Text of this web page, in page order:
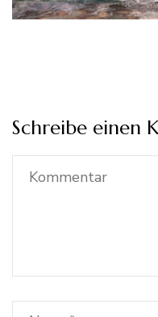
Schreibe einen